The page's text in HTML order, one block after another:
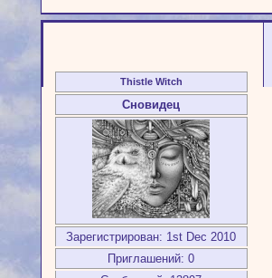
Thistle Witch
Сновидец
Зарегистрирован: 1st Dec 2010
Приглашений: 0